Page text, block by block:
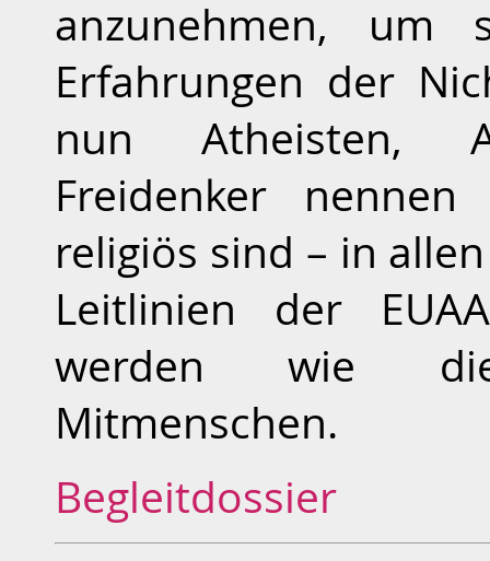
anzunehmen, um
Erfahrungen der
nun Atheisten,
Freidenker
religiös sind – in
Leitlinien der
werden wie
Mitmenschen.
Begleitdossier